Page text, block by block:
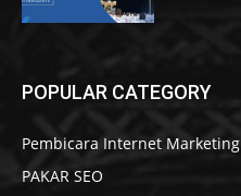
POPULAR CATEGORY
Pembicara Internet Marketing
PAKAR SEO